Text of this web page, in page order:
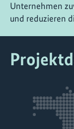
Unternehmen
und reduzieren